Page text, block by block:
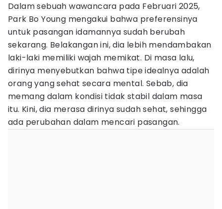
Dalam sebuah wawancara pada Februari 2025,
Park Bo Young mengakui bahwa preferensinya
untuk pasangan idamannya sudah berubah
sekarang. Belakangan ini, dia lebih mendambakan
laki-laki memiliki wajah memikat. Di masa lalu,
dirinya menyebutkan bahwa tipe idealnya adalah
orang yang sehat secara mental. Sebab, dia
memang dalam kondisi tidak stabil dalam masa
itu. Kini, dia merasa dirinya sudah sehat, sehingga
ada perubahan dalam mencari pasangan.